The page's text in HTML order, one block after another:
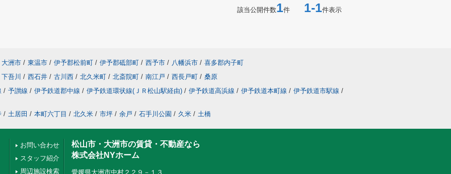
該当公開件数1件 1-1件表示
大洲市 / 東温市 / 伊予郡松前町 / 伊予郡砥部町 / 西予市 / 八幡浜市 / 喜多郡内子町
下吾川 / 西石井 / 古川西 / 北久米町 / 北斎院町 / 南江戸 / 西長戸町 / 桑原
/ 予讃線 / 伊予鉄道郡中線 / 伊予鉄道環状線(ＪＲ松山駅経由) / 伊予鉄道高浜線 / 伊予鉄道本町線 / 伊予鉄道市駅線 /
/ 土居田 / 本町六丁目 / 北久米 / 市坪 / 余戸 / 石手川公園 / 久米 / 土橋
お問い合わせ
スタッフ紹介
周辺施設検索
松山市・大洲市の賃貸・不動産なら
株式会社NYホーム
愛媛県大洲市中村２２９－１３